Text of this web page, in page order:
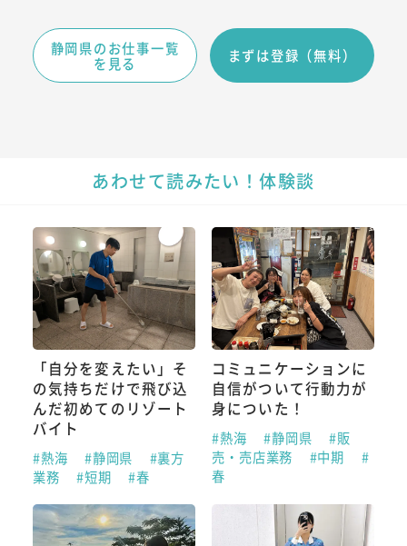
静岡県のお仕事一覧
を見る
まずは登録（無料）
あわせて読みたい！体験談
「自分を変えたい」そ
の気持ちだけで飛び込
んだ初めてのリゾート
バイト
#熱海 #静岡県
#裏方
業務
#短期 #春
コミュニケーションに
自信がついて行動力が
身についた！
#熱海 #静岡県
#販
売・売店業務
#中期
#
春